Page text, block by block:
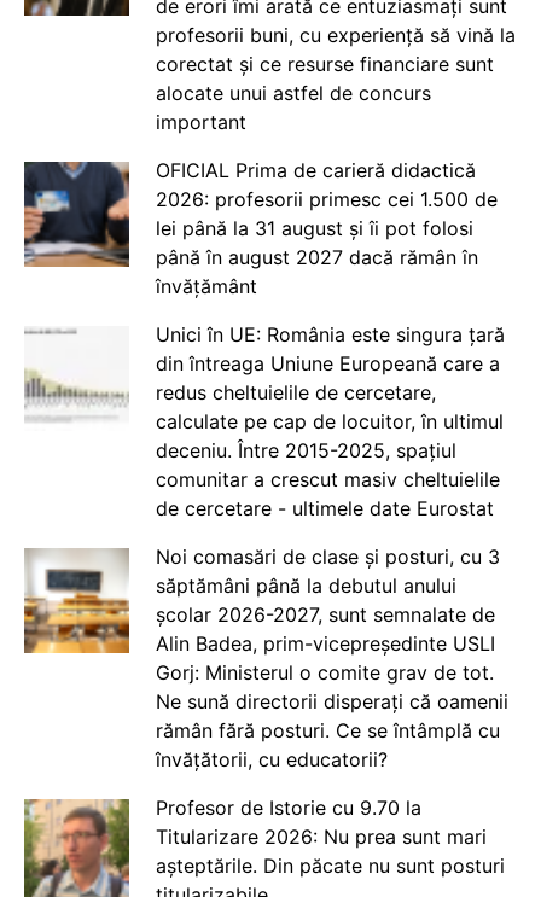
de erori îmi arată ce entuziasmați sunt
profesorii buni, cu experiență să vină la
corectat și ce resurse financiare sunt
alocate unui astfel de concurs
important
OFICIAL Prima de carieră didactică
2026: profesorii primesc cei 1.500 de
lei până la 31 august și îi pot folosi
până în august 2027 dacă rămân în
învățământ
Unici în UE: România este singura țară
din întreaga Uniune Europeană care a
redus cheltuielile de cercetare,
calculate pe cap de locuitor, în ultimul
deceniu. Între 2015-2025, spațiul
comunitar a crescut masiv cheltuielile
de cercetare - ultimele date Eurostat
Noi comasări de clase și posturi, cu 3
săptămâni până la debutul anului
școlar 2026-2027, sunt semnalate de
Alin Badea, prim-vicepreședinte USLI
Gorj: Ministerul o comite grav de tot.
Ne sună directorii disperați că oamenii
rămân fără posturi. Ce se întâmplă cu
învățătorii, cu educatorii?
Profesor de Istorie cu 9.70 la
Titularizare 2026: Nu prea sunt mari
așteptările. Din păcate nu sunt posturi